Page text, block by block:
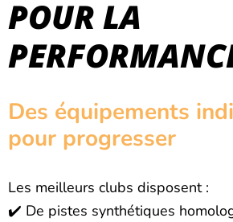
POUR LA
Des équipements
pour progresser
Les meilleurs clubs disposent :
✔️ De pistes synthétiques